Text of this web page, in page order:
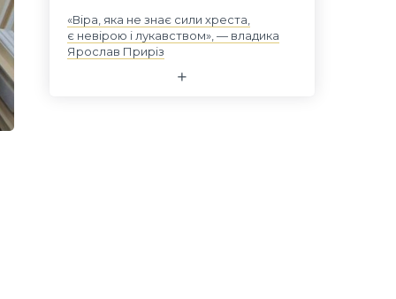
«Віра, яка не знає сили хреста,
є невірою і лукавством», — владика
Ярослав Приріз